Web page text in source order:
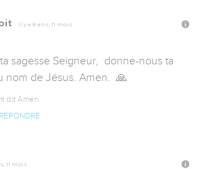
Il y a 8 ans, 11 mois
sagesse Seigneur,  donne-nous ta
nom de Jésus. Amen.  🙏
dit Amen
RÉPONDRE
11 mois